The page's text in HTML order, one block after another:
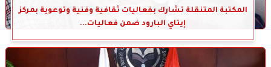
المكتبة المتنقلة تشارك بفعاليات ثقافية وفنية وتوعوية بمركز
إيتاي البارود ضمن فعاليات...